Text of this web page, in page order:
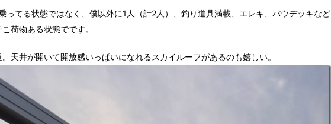
ってる状態ではなく、僕以外に1人（計2人）、釣り道具満載、エレキ、バウデッキなど
荷物ある状態でです。
天井が開いて開放感いっぱいになれるスカイルーフがあるのも嬉しい。